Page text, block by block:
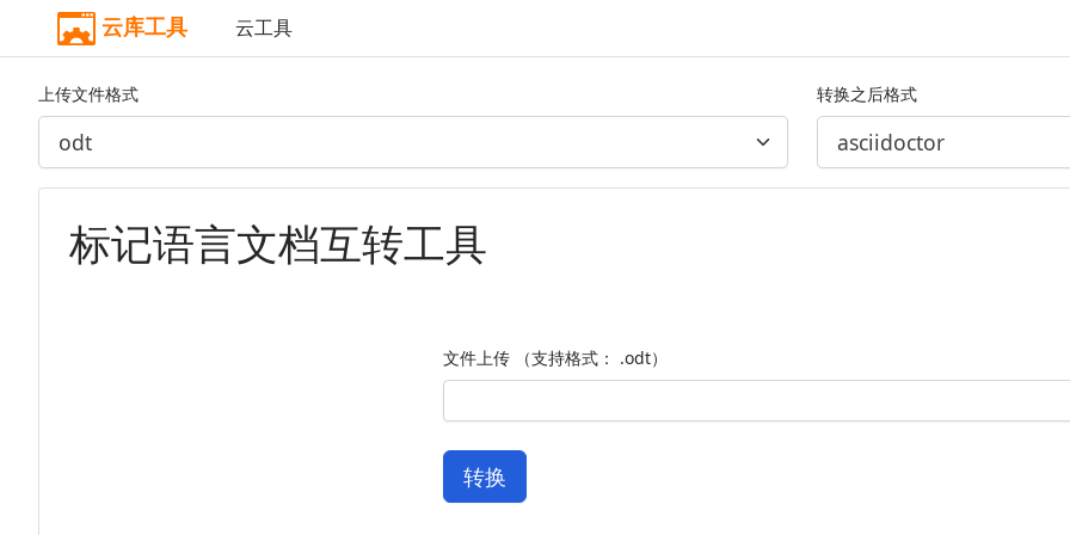
云库工具 云工具
上传文件格式 转换之后格式
标记语言文档互转工具
文件上传 （支持格式： .odt）
转换